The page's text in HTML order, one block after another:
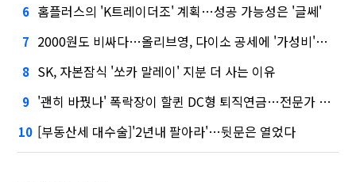
6 홈플러스의 'K트레이더조' 계획…성공 가능성은 '글쎄'
7 2000원도 비싸다…올리브영, 다이소 공세에 '가성비'로 맞불
8 SK, 자본잠식 '쏘카 말레이' 지분 더 사는 이유
9 '괜히 바꿨나' 폭락장이 할퀸 DC형 퇴직연금…전문가 조언은
10 [부동산세 대수술]'2년내 팔아라'…뒷문은 열었다